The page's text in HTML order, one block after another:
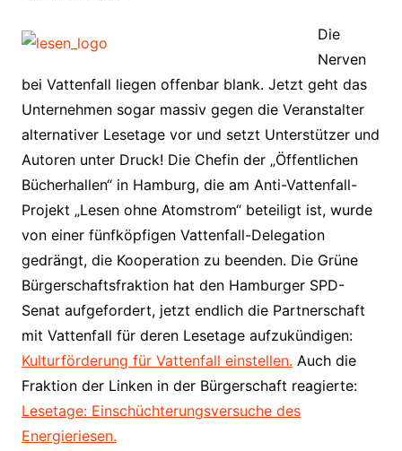
Die
Nerven
bei Vattenfall liegen offenbar blank. Jetzt geht das
Unternehmen sogar massiv gegen die Veranstalter
alternativer Lesetage vor und setzt Unterstützer und
Autoren unter Druck! Die Chefin der „Öffentlichen
Bücherhallen“ in Hamburg, die am Anti-Vattenfall-
Projekt „Lesen ohne Atomstrom“ beteiligt ist, wurde
von einer fünfköpfigen Vattenfall-Delegation
gedrängt, die Kooperation zu beenden. Die Grüne
Bürgerschaftsfraktion hat den Hamburger SPD-
Senat aufgefordert, jetzt endlich die Partnerschaft
mit Vattenfall für deren Lesetage aufzukündigen:
Kulturförderung für Vattenfall einstellen. Auch die
Fraktion der Linken in der Bürgerschaft reagierte:
Lesetage: Einschüchterungsversuche des
Energieriesen.